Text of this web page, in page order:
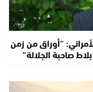
“أوراق من زمن
صاحبة الجلالة”